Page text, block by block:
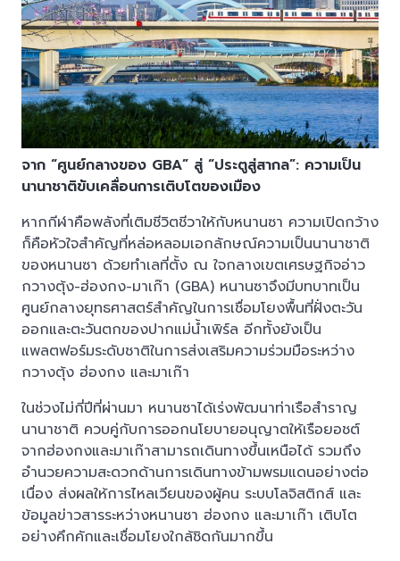
จาก “ศูนย์กลางของ GBA” สู่ “ประตูสู่สากล”: ความเป็น
นานาชาติขับเคลื่อนการเติบโตของเมือง
หากกีฬาคือพลังที่เติมชีวิตชีวาให้กับหนานซา ความเปิดกว้าง
ก็คือหัวใจสำคัญที่หล่อหลอมเอกลักษณ์ความเป็นนานาชาติ
ของหนานซา ด้วยทำเลที่ตั้ง ณ ใจกลางเขตเศรษฐกิจอ่าว
กวางตุ้ง-ฮ่องกง-มาเก๊า (GBA) หนานซาจึงมีบทบาทเป็น
ศูนย์กลางยุทธศาสตร์สำคัญในการเชื่อมโยงพื้นที่ฝั่งตะวัน
ออกและตะวันตกของปากแม่น้ำเพิร์ล อีกทั้งยังเป็น
แพลตฟอร์มระดับชาติในการส่งเสริมความร่วมมือระหว่าง
กวางตุ้ง ฮ่องกง และมาเก๊า
ในช่วงไม่กี่ปีที่ผ่านมา หนานซาได้เร่งพัฒนาท่าเรือสำราญ
นานาชาติ ควบคู่กับการออกนโยบายอนุญาตให้เรือยอชต์
จากฮ่องกงและมาเก๊าสามารถเดินทางขึ้นเหนือได้ รวมถึง
อำนวยความสะดวกด้านการเดินทางข้ามพรมแดนอย่างต่อ
เนื่อง ส่งผลให้การไหลเวียนของผู้คน ระบบโลจิสติกส์ และ
ข้อมูลข่าวสารระหว่างหนานซา ฮ่องกง และมาเก๊า เติบโต
อย่างคึกคักและเชื่อมโยงใกล้ชิดกันมากขึ้น